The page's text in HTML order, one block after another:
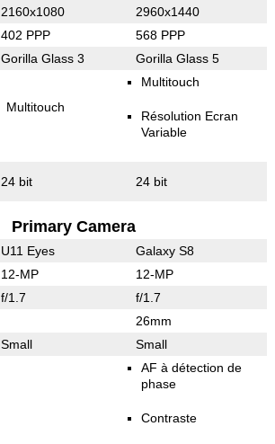
2160x1080 2960x1440
402 PPP 568 PPP
Gorilla Glass 3 Gorilla Glass 5
Multitouch
Multitouch
Résolution Ecran
Variable
24 bit 24 bit
Primary Camera
U11 Eyes Galaxy S8
12-MP 12-MP
f/1.7 f/1.7
26mm
Small Small
AF à détection de
phase
Contraste